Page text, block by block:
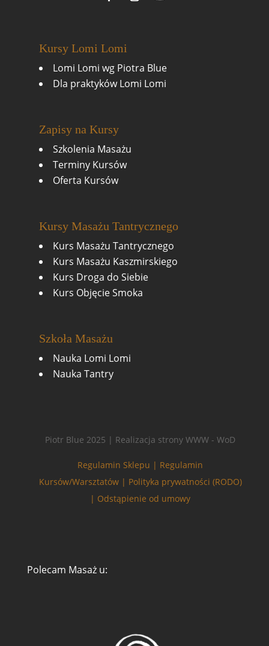
Kursy Lomi Lomi
Lomi Lomi wg Piotra Blue
Dla praktyków Lomi Lomi
Zapisy na Kursy
Szkolenia Masażu
Terminy Kursów
Oferta Kursów
Kursy Masażu Tantrycznego
Kurs Masażu Tantrycznego
Kurs Masażu Kaszmirskiego
Kurs Droga do Siebie
Kurs Objęcie Smoka
Szkoła Masażu
Nauka Lomi Lomi
Nauka Tantry
Piotr Blue 2025 | Realizacja strony WWW - WoD
Regulamin Sklepu | Regulamin
Kursów/Warsztatów | Polityka prywatności (RODO)
| Odstąpienie od umowy
Polecam Masaż u: